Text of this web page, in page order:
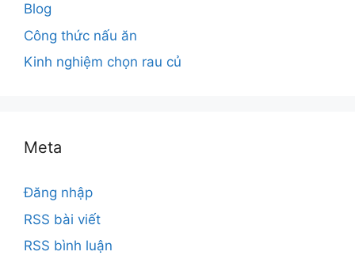
Blog
Công thức nấu ăn
Kinh nghiệm chọn rau củ
Meta
Đăng nhập
RSS bài viết
RSS bình luận